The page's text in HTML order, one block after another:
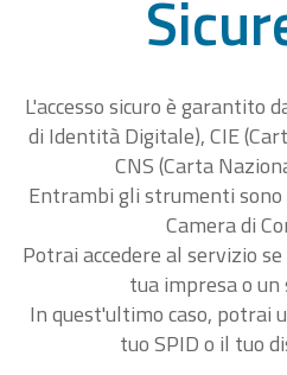
L'accesso sicuro è garantito
di Identità Digitale), CIE
CNS (Carta
Entrambi gli strumenti
Camera di
Potrai accedere al servizio
tua impresa o un
In quest'ultimo caso,
tuo SPID o il tuo